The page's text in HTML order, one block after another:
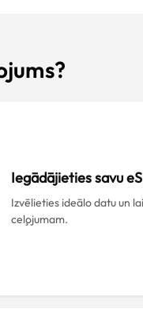
Iegādājieties savu
Izvēlieties ideālo datu un
ceļojumam.